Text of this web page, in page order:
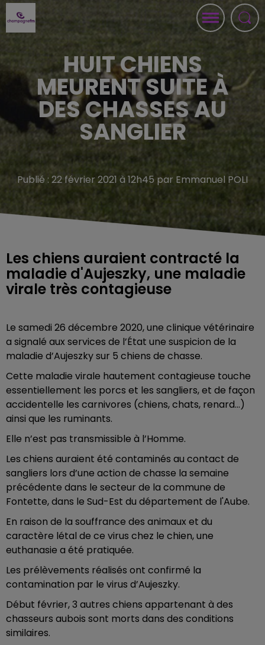
HUIT CHIENS
MEURENT SUITE À
DES CHASSES AU
SANGLIER
Publié : 22 février 2021 à 12h45 par Emmanuel POLI
Les chiens auraient contracté la
maladie d'Aujeszky, une maladie
virale très contagieuse
Le samedi 26 décembre 2020, une clinique vétérinaire
a signalé aux services de l’État une suspicion de la
maladie d’Aujeszky sur 5 chiens de chasse.
Cette maladie virale hautement contagieuse touche
essentiellement les porcs et les sangliers, et de façon
accidentelle les carnivores (chiens, chats, renard...)
ainsi que les ruminants.
Elle n’est pas transmissible à l’Homme.
Les chiens auraient été contaminés au contact de
sangliers lors d’une action de chasse la semaine
précédente dans le secteur de la commune de
Fontette, dans le Sud-Est du département de l'Aube.
En raison de la souffrance des animaux et du
caractère létal de ce virus chez le chien, une
euthanasie a été pratiquée.
Les prélèvements réalisés ont confirmé la
contamination par le virus d’Aujeszky.
Début février, 3 autres chiens appartenant à des
chasseurs aubois sont morts dans des conditions
similaires.